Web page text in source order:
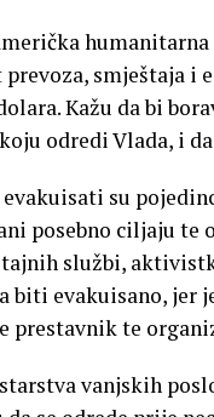
smještaja i
Kažu da bi
odredi Vlada, i
su
posebno ciljaju te
službi,
evakuisano, jer
prestavnik te
vanjskih